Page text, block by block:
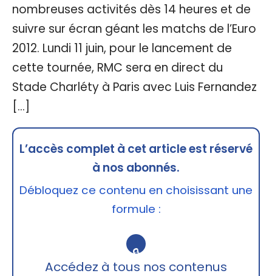
nombreuses activités dès 14 heures et de
suivre sur écran géant les matchs de l’Euro
2012. Lundi 11 juin, pour le lancement de
cette tournée, RMC sera en direct du
Stade Charléty à Paris avec Luis Fernandez
[…]
L’accès complet à cet article est réservé
à nos abonnés.
Débloquez ce contenu en choisissant une
formule :
🔒
Accédez à tous nos contenus